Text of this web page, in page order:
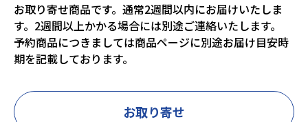
お取り寄せ商品です。通常2週間以内にお届けいたしま
す。2週間以上かかる場合には別途ご連絡いたします。
予約商品につきましては商品ページに別途お届け目安時
期を記載しております。
お取り寄せ